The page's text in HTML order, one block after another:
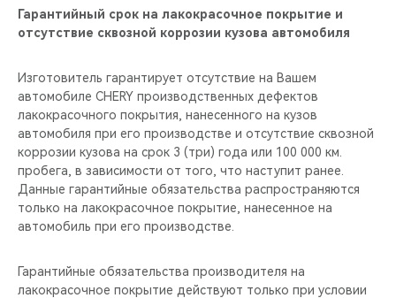
Гарантийный срок на лакокрасочное покрытие и
отсутствие сквозной коррозии кузова автомобиля
Изготовитель гарантирует отсутствие на Вашем
автомобиле CHERY производственных дефектов
лакокрасочного покрытия, нанесенного на кузов
автомобиля при его производстве и отсутствие сквозной
коррозии кузова на срок 3 (три) года или 100 000 км.
пробега, в зависимости от того, что наступит ранее.
Данные гарантийные обязательства распространяются
только на лакокрасочное покрытие, нанесенное на
автомобиль при его производстве.
Гарантийные обязательства производителя на
лакокрасочное покрытие действуют только при условии